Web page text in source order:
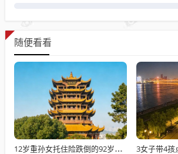
随便看看
12岁重孙女托住险跌倒的92岁太爷爷